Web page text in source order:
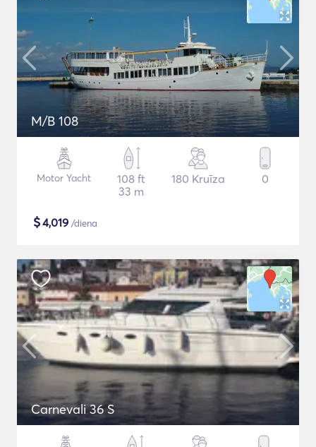
M/B 108
Motor Yacht
108 ft
33 m
180 Kruīza 0
$4,019 /diena
Carnevali 36 S